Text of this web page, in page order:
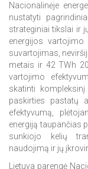
Nacionalinėje
nustatyti
strateginiai tikslai ir
energijos
suvartojimas,
metais ir 42 TWh
vartojimo
skatinti
paskirties pastatų
efektyvumą,
energiją taupančias
sunkiojo kelių
naudojimą ir jų
Lietuva parengė